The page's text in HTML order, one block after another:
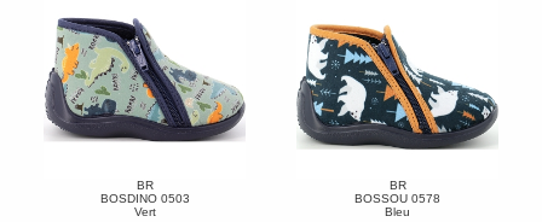
BR
BOSDINO 0503
Vert
BR
BOSSOU 0578
Bleu